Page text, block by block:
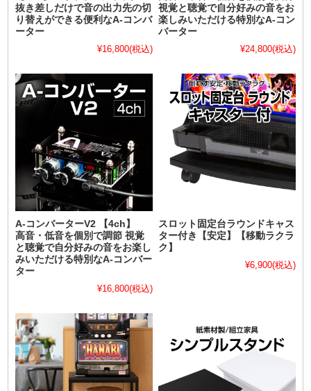
抜き差しだけで音の出力先の切
り替えができる便利なA-コンバ
ーター
¥16,800(税込)
視覚と聴覚で自分好みの音をお
楽しみいただける特別なA-コン
バーター
¥24,800(税込)
A-コンバーターV2 【4ch】
高音・低音を個別で調節 視覚
と聴覚で自分好みの音をお楽し
みいただける特別なA-コンバー
ター
¥16,800(税込)
スロット固定台ラウンドキャス
ター付き【安定】【移動ラクラ
ク】
¥6,900(税込)